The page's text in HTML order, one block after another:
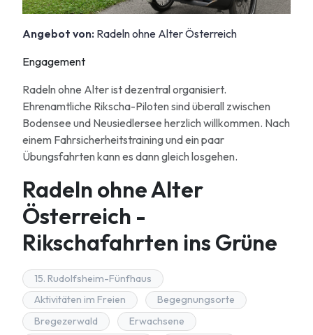
Angebot von: Radeln ohne Alter Österreich
Engagement
Radeln ohne Alter ist dezentral organisiert.
Ehrenamtliche Rikscha-Piloten sind überall zwischen
Bodensee und Neusiedlersee herzlich willkommen. Nach
einem Fahrsicherheitstraining und ein paar
Übungsfahrten kann es dann gleich losgehen.
Radeln ohne Alter
Österreich -
Rikschafahrten ins Grüne
15. Rudolfsheim-Fünfhaus
Aktivitäten im Freien
Begegnungsorte
Bregezerwald
Erwachsene